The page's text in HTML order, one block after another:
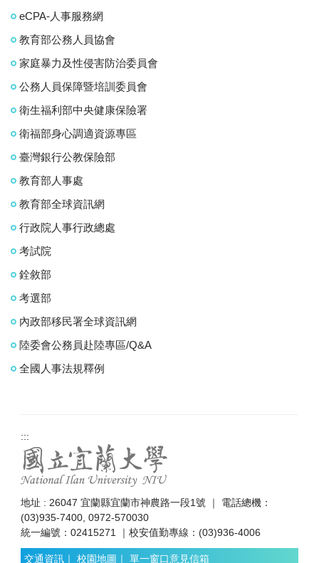
eCPA-人事服務網
教育部公務人員協會
家庭暴力及性侵害防治委員會
公務人員保障暨培訓委員會
衛生福利部中央健康保險署
衛福部身心調適資源專區
臺灣銀行公教保險部
教育部人事處
教育部全球資訊網
行政院人事行政總處
考試院
銓敘部
考選部
內政部移民署全球資訊網
陸委會公務員赴陸專區/Q&A
全國人事法規釋例
:::
地址 : 26047 宜蘭縣宜蘭市神農路一段1號 ｜ 電話總機：
(03)935-7400, 0972-570030
統一編號：02415271 ｜校安值勤專線：(03)936-4006
交通資訊 ｜ 校園地圖 ｜ 單一窗口意見信箱